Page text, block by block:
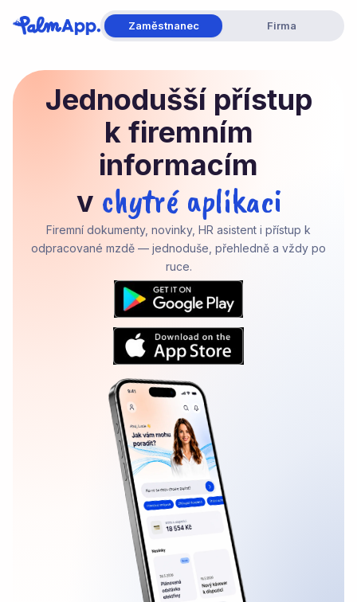
Zaměstnanec Firma
Jednodušší přístup
k firemním
informacím
v chytré aplikaci
Firemní dokumenty, novinky, HR asistent i přístup k
odpracované mzdě — jednoduše, přehledně a vždy po
ruce.